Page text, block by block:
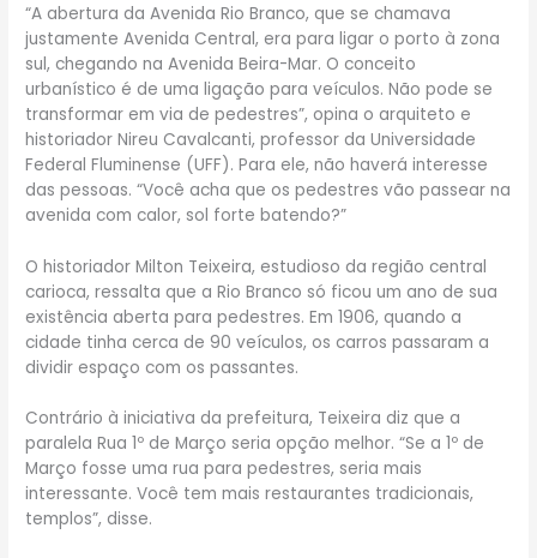
“A abertura da Avenida Rio Branco, que se chamava
justamente Avenida Central, era para ligar o porto à zona
sul, chegando na Avenida Beira-Mar. O conceito
urbanístico é de uma ligação para veículos. Não pode se
transformar em via de pedestres”, opina o arquiteto e
historiador Nireu Cavalcanti, professor da Universidade
Federal Fluminense (UFF). Para ele, não haverá interesse
das pessoas. “Você acha que os pedestres vão passear na
avenida com calor, sol forte batendo?”
O historiador Milton Teixeira, estudioso da região central
carioca, ressalta que a Rio Branco só ficou um ano de sua
existência aberta para pedestres. Em 1906, quando a
cidade tinha cerca de 90 veículos, os carros passaram a
dividir espaço com os passantes.
Contrário à iniciativa da prefeitura, Teixeira diz que a
paralela Rua 1º de Março seria opção melhor. “Se a 1º de
Março fosse uma rua para pedestres, seria mais
interessante. Você tem mais restaurantes tradicionais,
templos”, disse.